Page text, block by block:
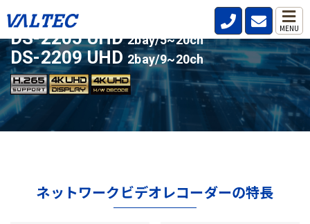
MENU
ライセンスアップ対応の人気モデル
DS-2205 UHD2bay/5~20ch
DS-2209 UHD 2bay/9~20ch
ネットワークビデオレコーダーの特長